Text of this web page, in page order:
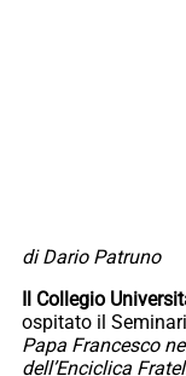
di Dario Patruno
Il Collegio
ospitato il
Papa Francesco
dell’Enciclica